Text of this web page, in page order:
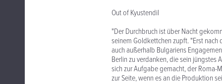
Out of Kyustendil
"Der Durchbruch ist über Nacht
seinem Goldkettchen zupft. "Erst nach
auch außerhalb Bulgariens
Berlin zu verdanken, die sein jüngstes
sich zur Aufgabe gemacht, der Roma-
zur Seite, wenn es an die Produktion